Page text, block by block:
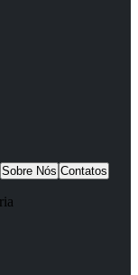
Sobre Nós Contatos